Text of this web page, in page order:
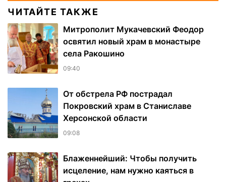
ЧИТАЙТЕ ТАКЖЕ
Митрополит Мукачевский Феодор
освятил новый храм в монастыре
села Ракошино
09:40
От обстрела РФ пострадал
Покровский храм в Станиславе
Херсонской области
09:08
Блаженнейший: Чтобы получить
исцеление, нам нужно каяться в